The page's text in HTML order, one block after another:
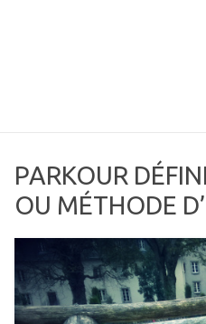
PARKOUR
OU MÉTHODE